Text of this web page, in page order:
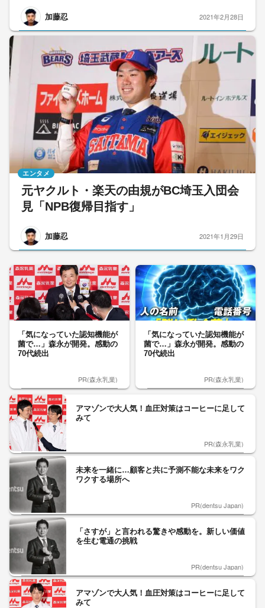
加藤忍 2021年2月28日
元ヤクルト・楽天の由規がBC埼玉入団会
見「NPB復帰目指す」
加藤忍
エンタメ
2021年1月29日
「気になっていた認知機能が
菌で…」森永が開発。感動の
70代続出
PR(森永乳業)
「気になっていた認知機能が
菌で…」森永が開発。感動の
70代続出
PR(森永乳業)
アマゾンで大人気！血圧対策はコーヒーに足して
みて
PR(森永乳業)
未来を一緒に…顧客と共に予測不能な未来をワク
ワクする場所へ
PR(dentsu Japan)
「さすが」と言われる驚きや感動を。新しい価値
を生む電通の挑戦
PR(dentsu Japan)
アマゾンで大人気！血圧対策はコーヒーに足して
みて